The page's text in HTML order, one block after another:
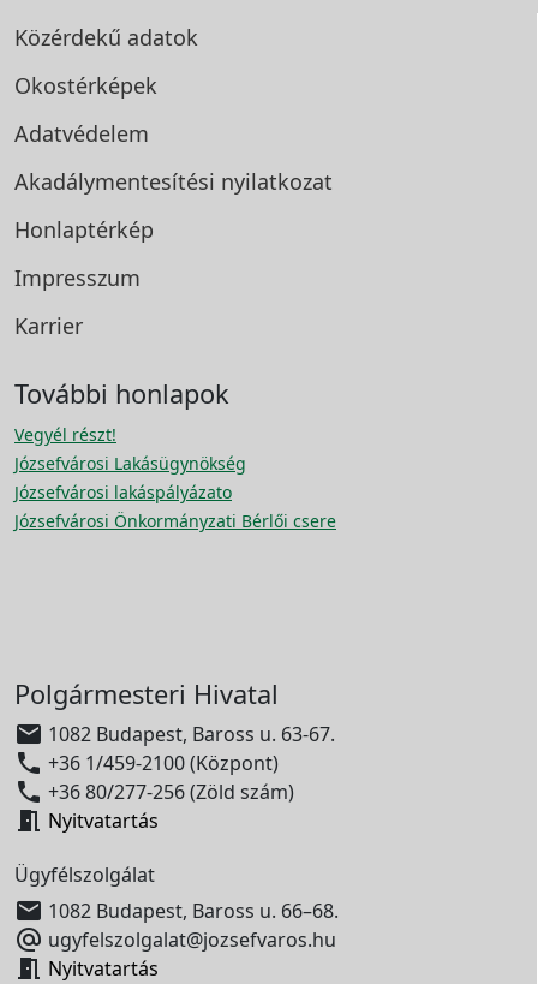
Közérdekű adatok
Okostérképek
Adatvédelem
Akadálymentesítési nyilatkozat
Honlaptérkép
Impresszum
Karrier
További honlapok
Vegyél részt!
Józsefvárosi Lakásügynökség
Józsefvárosi lakáspályázato
Józsefvárosi Önkormányzati Bérlői csere
Polgármesteri Hivatal
 1082 Budapest, Baross u. 63-67.
 +36 1/459-2100 (Központ)
 +36 80/277-256 (Zöld szám)
 Nyitvatartás
Ügyfélszolgálat
 1082 Budapest, Baross u. 66–68.
 ugyfelszolgalat@jozsefvaros.hu
 Nyitvatartás